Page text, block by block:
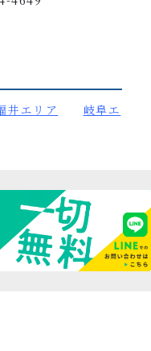
井エリア
岐阜エ